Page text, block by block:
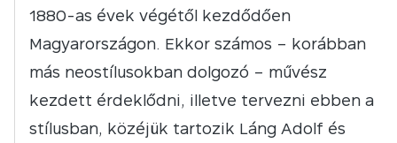
1880-as évek végétől kezdődően
Magyarországon. Ekkor számos – korábban
más neostílusokban dolgozó – művész
kezdett érdeklődni, illetve tervezni ebben a
stílusban, közéjük tartozik Láng Adolf és